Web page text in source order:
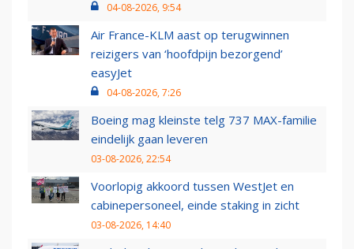
04-08-2026, 9:54
Air France-KLM aast op terugwinnen
reizigers van ‘hoofdpijn bezorgend’
easyJet
04-08-2026, 7:26
Boeing mag kleinste telg 737 MAX-familie
eindelijk gaan leveren
03-08-2026, 22:54
Voorlopig akkoord tussen WestJet en
cabinepersoneel, einde staking in zicht
03-08-2026, 14:40